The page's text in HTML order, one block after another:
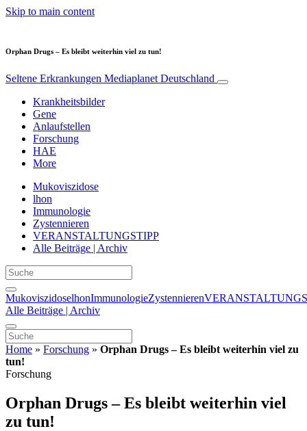
Skip to main content
Orphan Drugs – Es bleibt weiterhin viel zu tun!
Seltene Erkrankungen Mediaplanet Deutschland
Krankheitsbilder
Gene
Anlaufstellen
Forschung
HAE
More
Mukoviszidose
lhon
Immunologie
Zystennieren
VERANSTALTUNGSTIPP
Alle Beiträge | Archiv
MukoviszidoselhonImmunologieZystennieren
Alle Beiträge | Archiv
Home » Forschung » Orphan Drugs – Es bleibt weiterhin viel zu
tun!
Forschung
Orphan Drugs – Es bleibt weiterhin viel
zu tun!